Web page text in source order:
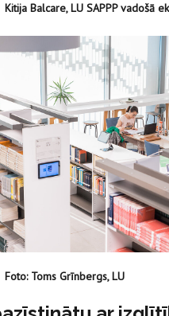
Kitija Balcare, LU SAPPP vadošā
Foto: Toms Grīnbergs, LU